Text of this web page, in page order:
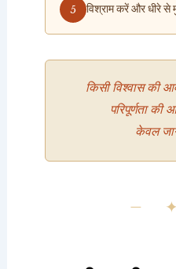
विश्राम करें और धीरे से
किसी विश्वास की
परिपूर्णता
केवल
—